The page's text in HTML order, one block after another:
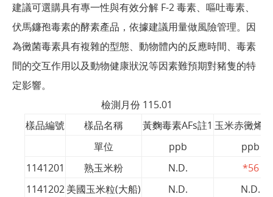
建議可選購具有專一性與有效分解 F-2 毒素、嘔吐毒素、
伏馬鐮孢毒素的酵素產品，依據建議用量做風險管理。因
為黴菌毒素具有複雜的型態、動物體內的反應時間、毒素
間的交互作用以及動物健康狀況等因素難預期對豬隻的特
定影響。
檢測月份 115.01
樣品編號
樣品名稱 黃麴毒素AFs註1 玉米赤黴烯
單位
ppb
ppb
1141201
熟玉米粉 N.D.
*56
1141202 美國玉米粒(大船) N.D.
N.D.